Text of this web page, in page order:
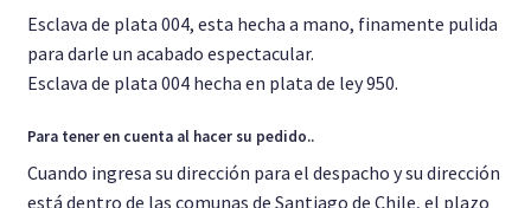
Esclava de plata 004, esta hecha a mano, finamente pulida
para darle un acabado espectacular.
Esclava de plata 004 hecha en plata de ley 950.
Para tener en cuenta al hacer su pedido..
Cuando ingresa su dirección para el despacho y su dirección
está dentro de las comunas de Santiago de Chile, el plazo